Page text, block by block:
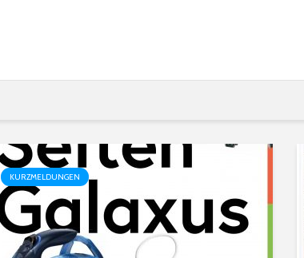
KURZMELDUNGEN